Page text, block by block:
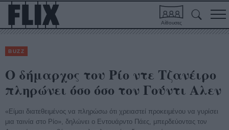
Αίθουσες
BUZZ
Ο δήμαρχος του Ρίο ντε Τζανέιρο
πληρώνει όσο όσο τον Γούντι Αλεν
«Είμαι διατεθειμένος να πληρώσω ότι χρειαστεί προκειμένου να γυρίσει
μια ταινία στο Ρίο», δηλώνει ο Εντουάρντο Πάες, μπερδεύοντας τον